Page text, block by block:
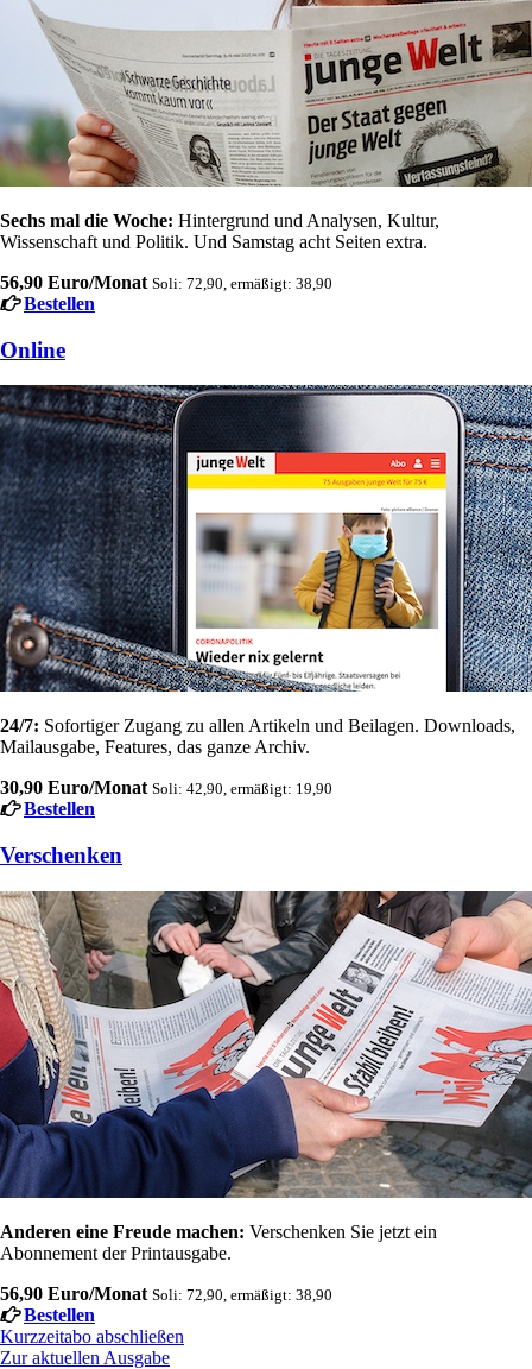
Sechs mal die Woche: Hintergrund und Analysen, Kultur,
Wissenschaft und Politik. Und Samstag acht Seiten extra.
56,90 Euro/Monat Soli: 72,90, ermäßigt: 38,90
Bestellen
Online
24/7: Sofortiger Zugang zu allen Artikeln und Beilagen. Downloads,
Mailausgabe, Features, das ganze Archiv.
30,90 Euro/Monat Soli: 42,90, ermäßigt: 19,90
Bestellen
Verschenken
Anderen eine Freude machen: Verschenken Sie jetzt ein
Abonnement der Printausgabe.
56,90 Euro/Monat Soli: 72,90, ermäßigt: 38,90
Bestellen
Kurzzeitabo abschließen
Zur aktuellen Ausgabe